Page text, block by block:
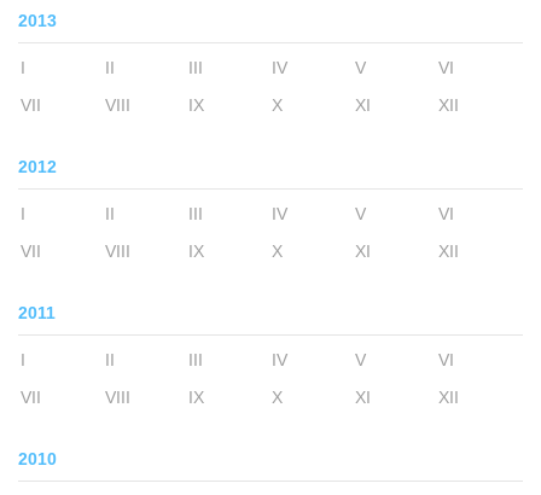
2013
I II III IV V
VI
VII
VIII IX X XI XII
2012
I II III IV V
VI
VII
VIII IX X XI XII
2011
I II III IV V
VI
VII
VIII IX X XI XII
2010